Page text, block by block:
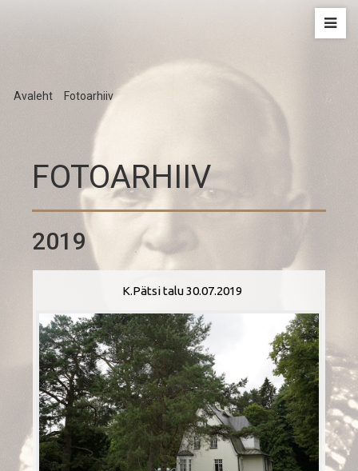
Avaleht Fotoarhiiv
FOTOARHIIV
2019
K.Pätsi talu 30.07.2019